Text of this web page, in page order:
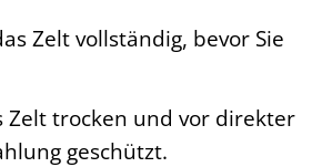
Zelt vollständig, bevor Sie
Zelt trocken und vor direkter
geschützt.